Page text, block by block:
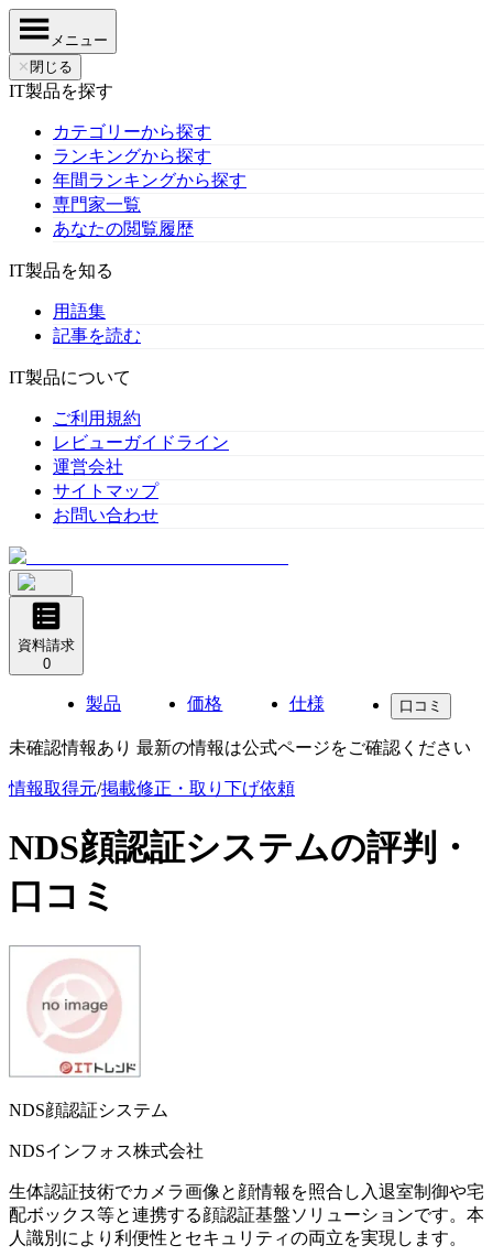
メニュー
✕ 閉じる
IT製品を探す
カテゴリーから探す
ランキングから探す
年間ランキングから探す
専門家一覧
あなたの閲覧履歴
IT製品を知る
用語集
記事を読む
IT製品について
ご利用規約
レビューガイドライン
運営会社
サイトマップ
お問い合わせ
資料請求
0
製品 価格 仕様 口コミ
未確認情報あり 最新の情報は公式ページをご確認ください
情報取得元/掲載修正・取り下げ依頼
NDS顔認証システムの評判・
口コミ
NDS顔認証システム
NDSインフォス株式会社
生体認証技術でカメラ画像と顔情報を照合し入退室制御や宅
配ボックス等と連携する顔認証基盤ソリューションです。本
人識別により利便性とセキュリティの両立を実現します。